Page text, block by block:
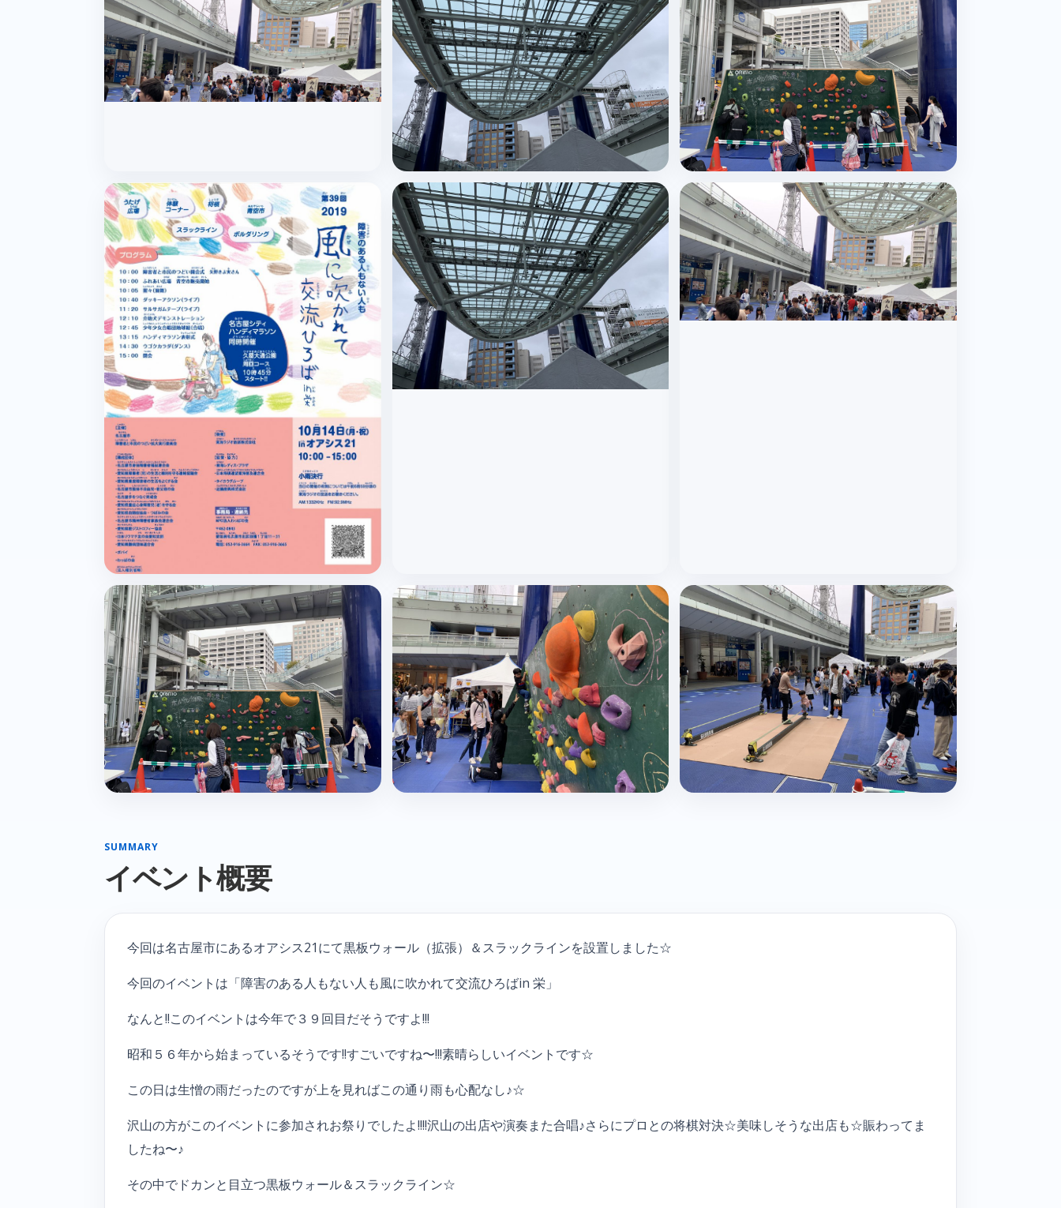
SUMMARY
イベント概要
今回は名古屋市にあるオアシス21にて黒板ウォール（拡張）＆スラックラインを設置しました☆
今回のイベントは「障害のある人もない人も風に吹かれて交流ひろばin 栄」
なんと!!このイベントは今年で３９回目だそうですよ!!!
昭和５６年から始まっているそうです!!すごいですね〜!!!素晴らしいイベントです☆
この日は生憎の雨だったのですが上を見ればこの通り雨も心配なし♪☆
沢山の方がこのイベントに参加されお祭りでしたよ!!!!沢山の出店や演奏また合唱♪さらにプロとの将棋対決☆美味しそうな出店も☆賑わってま
したね〜♪
その中でドカンと目立つ黒板ウォール＆スラックライン☆